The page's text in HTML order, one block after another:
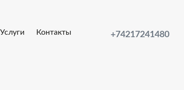
Услуги Контакты +74217241480